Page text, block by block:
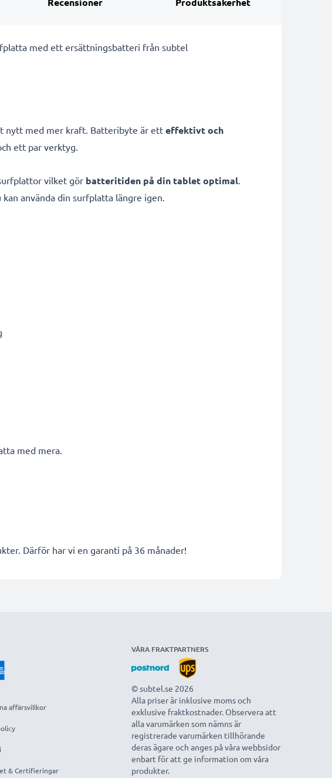
med ett ersättningsbatteri från subtel
nytt med mer kraft. Batteribyte är etteffektivt och
ett par verktyg.
vilket gör batteritiden på din tablet optimal.
använda din surfplatta längre igen.
med mera.
Därför har vi en garanti på 36 månader!
affärsvillkor
& Certifieringar
VÅRA FRAKTPARTNERS
© subtel.se 2026
Alla priser är inklusive moms och
exklusive fraktkostnader. Observera att
alla varumärken som nämns är
registrerade varumärken tillhörande
deras ägare och anges på våra webbsidor
enbart för att ge information om våra
produkter.